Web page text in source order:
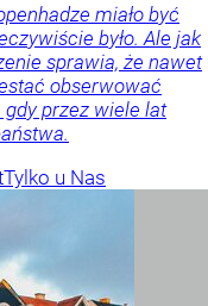
miało być
było. Ale jak
sprawia, że nawet
obserwować
przez wiele lat
Tylko u Nas